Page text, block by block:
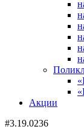
Акции
#3.19.0236